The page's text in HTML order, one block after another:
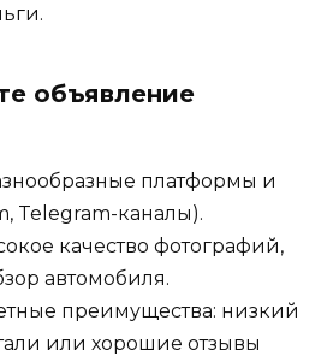
объявление
платформы и
Telegram-каналы).
качество фотографий,
автомобиля.
преимущества: низкий
или хорошие отзывы